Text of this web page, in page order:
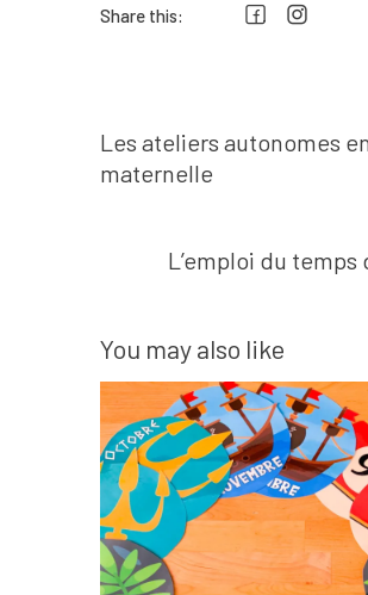
Share this:
de
l’article
Les ateliers autonomes en
maternelle
L’emploi du temps
You may also like